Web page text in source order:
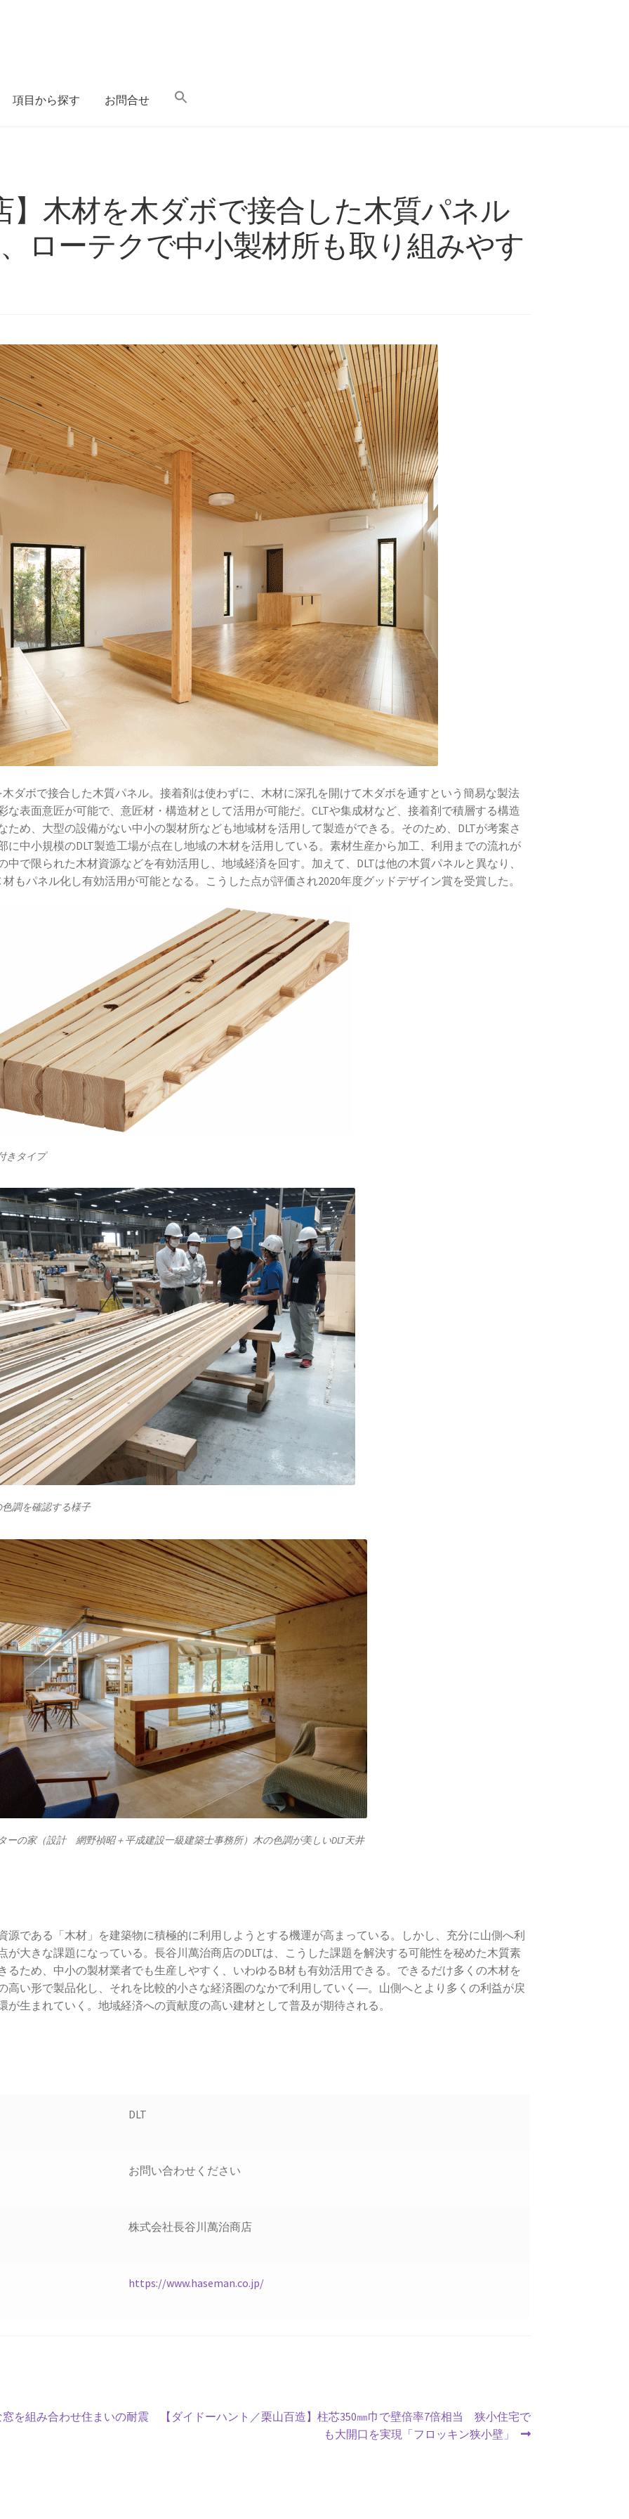
項目から探す お問合せ
】木材を木ダボで接合した木質パネル
ローテクで中小製材所も取り組みやす
ダボで接合した木質パネル。接着剤は使わずに、木材に深孔を開けて木ダボを通すという簡易な製法
表面意匠が可能で、意匠材・構造材として活用が可能だ。CLTや集成材など、接着剤で積層する構造
め、大型の設備がない中小の製材所なども地域材を活用して製造ができる。そのため、DLTが考案さ
中小規模のDLT製造工場が点在し地域の木材を活用している。素材生産から加工、利用までの流れが
で限られた木材資源などを有効活用し、地域経済を回す。加えて、DLTは他の木質パネルと異なり、
もパネル化し有効活用が可能となる。こうした点が評価され2020年度グッドデザイン賞を受賞した。
きタイプ
色調を確認する様子
ーの家（設計 網野禎昭＋平成建設一級建築士事務所）木の色調が美しいDLT天井
源である「木材」を建築物に積極的に利用しようとする機運が高まっている。しかし、充分に山側へ利
大きな課題になっている。長谷川萬治商店のDLTは、こうした課題を解決する可能性を秘めた木質素
るため、中小の製材業者でも生産しやすく、いわゆるB材も有効活用できる。できるだけ多くの木材を
高い形で製品化し、それを比較的小さな経済圏のなかで利用していく―。山側へとより多くの利益が戻
生まれていく。地域経済への貢献度の高い建材として普及が期待される。
DLT
お問い合わせください
株式会社長谷川萬治商店
https://www.haseman.co.jp/
を組み合わせ住まいの耐震
次【ダイドーハント／栗山百造】柱芯350㎜巾で壁倍率7倍相当 狭小住宅で
も大開口を実現「フロッキン狭小壁」